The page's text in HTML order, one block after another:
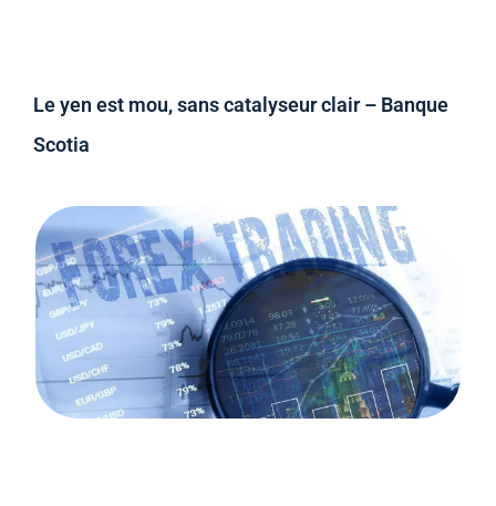
Le yen est mou, sans catalyseur clair – Banque
Scotia